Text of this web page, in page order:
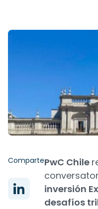
CompartePwC Chile
inversión
desafíos